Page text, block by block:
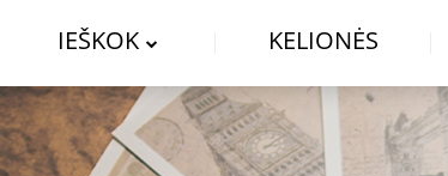
IEŠKOK KELIONĖS